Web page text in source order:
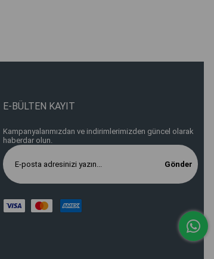
E-BÜLTEN KAYIT
Kampanyalarımızdan ve indirimlerimizden güncel olarak
haberdar olun.
Gönder